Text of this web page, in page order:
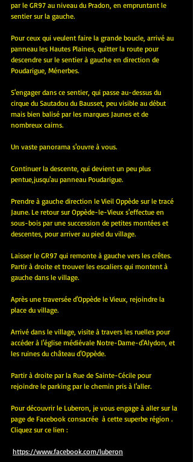
par le GR97 au niveau du Pradon, en empruntant le
sentier sur la gauche.
Pour ceux qui veulent faire la grande boucle, arrivé au
panneau les Hautes Plaines, quitter la route pour
descendre sur le sentier à gauche en direction de
Poudarigue, Ménerbes.
S'engager dans ce sentier, qui passe au-dessus du
cirque du Sautadou du Bausset, peu visible au début
mais bien balisé par les marques Jaunes et de
nombreux cairns.
Un vaste panorama s'ouvre à vous.
Continuer la descente, qui devient un peu plus
pentue,jusqu'au panneau Poudarigue.
Prendre à gauche direction le Vieil Oppède sur le tracé
Jaune. Le retour sur Oppède-le-Vieux s'effectue en
sous-bois par une succession de petites montées et
descentes, pour arriver au pied du village.
Laisser le GR97 qui remonte à gauche vers les crêtes.
Partir à droite et trouver les escaliers qui montent à
gauche dans le village.
Après une traversée d'Oppède le Vieux, rejoindre la
place du village.
Arrivé dans le village, visite à travers les ruelles pour
accéder à l'église médiévale Notre-Dame-d'Alydon, et
les ruines du château d'Oppède.
Partir à droite par la Rue de Sainte-Cécile pour
rejoindre le parking par le chemin pris à l'aller.
Pour découvrir le Luberon, je vous engage à aller sur la
page de Facebook consacrée  à cette superbe région .
Cliquez sur ce lien :
https://www.facebook.com/luberon